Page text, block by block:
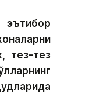
эътибор
тез-тез